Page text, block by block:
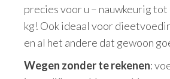
precies voor u – nauwkeurig
kg! Ook ideaal voor
en al het andere dat gewoon
Wegen zonder te rekenen: